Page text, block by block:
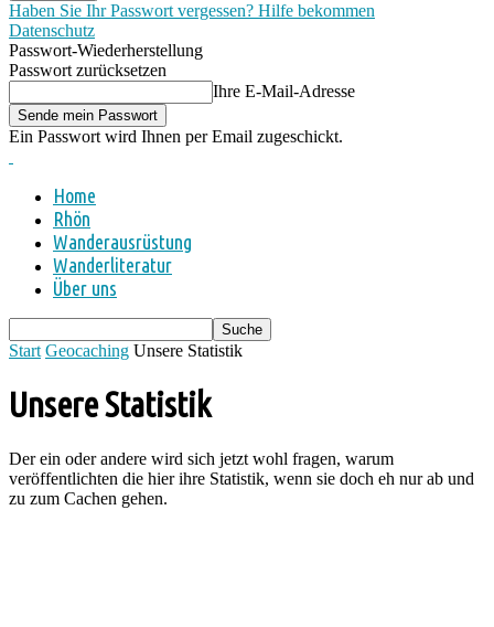
Haben Sie Ihr Passwort vergessen? Hilfe bekommen
Datenschutz
Passwort-Wiederherstellung
Passwort zurücksetzen
Ihre E-Mail-Adresse
Ein Passwort wird Ihnen per Email zugeschickt.
Home
Rhön
Wanderausrüstung
Wanderliteratur
Über uns
Start Geocaching Unsere Statistik
Unsere Statistik
Der ein oder andere wird sich jetzt wohl fragen, warum
veröffentlichten die hier ihre Statistik, wenn sie doch eh nur ab und
zu zum Cachen gehen.